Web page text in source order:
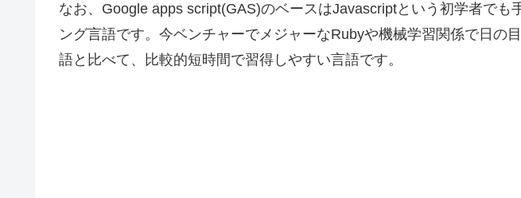
なお、Google apps script(GAS)のベースはJavascriptという初学者でも
ング言語です。今ベンチャーでメジャーなRubyや機械学習関係で日の
語と比べて、比較的短時間で習得しやすい言語です。